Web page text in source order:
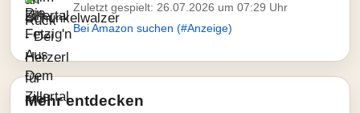
Zuletzt gespielt: 26.07.2026 um 07:29 Uhr
Bei Amazon suchen (#Anzeige)
Mehr entdecken